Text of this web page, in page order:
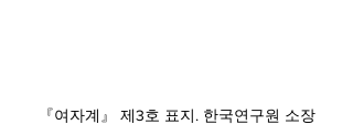
『여자계』 제3호 표지. 한국연구원 소장